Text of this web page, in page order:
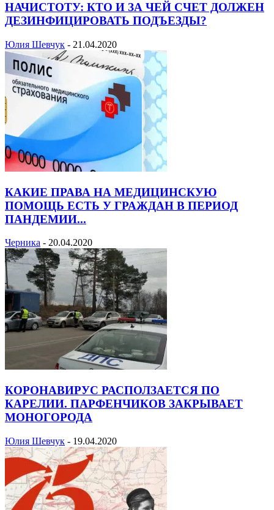
НАЧИСТОТУ: КТО И ЗА ЧЕЙ СЧЕТ ДОЛЖЕН
ДЕЗИНФИЦИРОВАТЬ ПОДЪЕЗДЫ?
Юлия Шевчук - 21.04.2020
КАКИЕ ПРАВА НА МЕДИЦИНСКУЮ
ПОМОЩЬ ЕСТЬ У ГРАЖДАН В ПЕРИОД
ПАНДЕМИИ...
Черника - 20.04.2020
КОРОНАВИРУС РАСПОЛЗАЕТСЯ ПО
КАРЕЛИИ. ПАРФЕНЧИКОВ ЗАКРЫВАЕТ
МОНОГОРОДА
Юлия Шевчук - 19.04.2020